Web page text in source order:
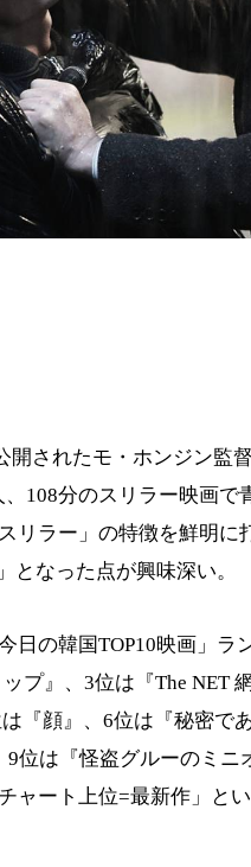
開されたモ・ホンジン監
108分のスリラー映画
リラー」の特徴を鮮明に
となった点が興味深い。
日の韓国TOP10映画」ラ
プ 』、3位は『The NET
『顔』、6位は『秘密で
位は『怪盗グルーのミニ
ャート上位=最新作」と